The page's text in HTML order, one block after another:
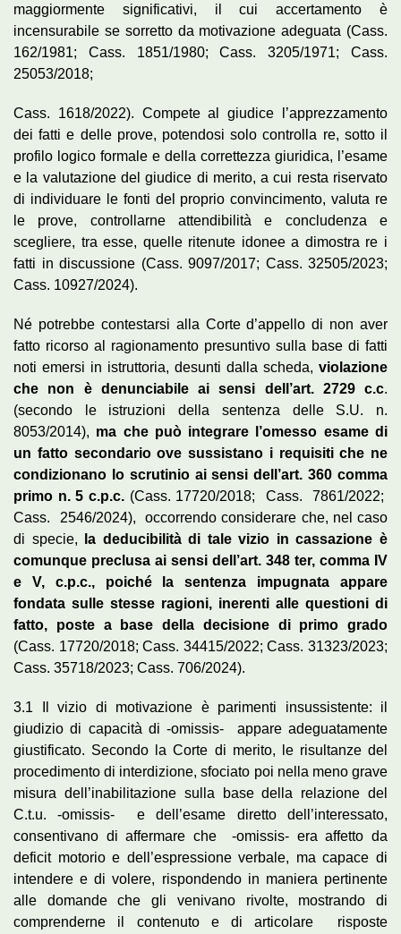
maggiormente significativi, il cui accertamento è
incensurabile se sorretto da motivazione adeguata (Cass.
162/1981; Cass. 1851/1980; Cass. 3205/1971; Cass.
25053/2018;
Cass. 1618/2022). Compete al giudice l’apprezzamento
dei fatti e delle prove, potendosi solo controlla re, sotto il
profilo logico formale e della correttezza giuridica, l’esame
e la valutazione del giudice di merito, a cui resta riservato
di individuare le fonti del proprio convincimento, valuta re
le prove, controllarne attendibilità e concludenza e
scegliere, tra esse, quelle ritenute idonee a dimostra re i
fatti in discussione (Cass. 9097/2017; Cass. 32505/2023;
Cass. 10927/2024).
Né potrebbe contestarsi alla Corte d’appello di non aver
fatto ricorso al ragionamento presuntivo sulla base di fatti
noti emersi in istruttoria, desunti dalla scheda, violazione
che non è denunciabile ai sensi dell’art. 2729 c.c.
(secondo le istruzioni della sentenza delle S.U. n.
8053/2014), ma che può integrare l’omesso esame di
un fatto secondario ove sussistano i requisiti che ne
condizionano lo scrutinio ai sensi dell’art. 360 comma
primo n. 5 c.p.c. (Cass. 17720/2018; Cass. 7861/2022;
Cass. 2546/2024), occorrendo considerare che, nel caso
di specie,
la deducibilità di tale vizio in cassazione è
comunque preclusa ai sensi dell’art. 348 ter, comma IV
e V, c.p.c., poiché la sentenza impugnata appare
fondata sulle stesse ragioni, inerenti alle questioni di
fatto, poste a base della decisione di primo grado
(Cass. 17720/2018; Cass. 34415/2022; Cass. 31323/2023;
Cass. 35718/2023; Cass. 706/2024).
3.1 Il vizio di motivazione è parimenti insussistente: il
giudizio di capacità di -omissis- appare adeguatamente
giustificato. Secondo la Corte di merito, le risultanze del
procedimento di interdizione, sfociato poi nella meno grave
misura dell’inabilitazione sulla base della relazione del
C.t.u. -omissis- e dell’esame diretto dell’interessato,
consentivano di affermare che -omissis- era affetto da
deficit motorio e dell’espressione verbale, ma capace di
intendere e di volere, rispondendo in maniera pertinente
alle domande che gli venivano rivolte, mostrando di
comprenderne il contenuto e di articolare risposte